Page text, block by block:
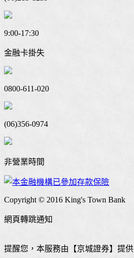
9:00-17:30
金融卡掛失
0800-611-020
(06)356-0974
非營業時間
Copyright © 2016 King's Town Bank
網頁轉跳通知
提醒您，本服務由【京城證券】提供